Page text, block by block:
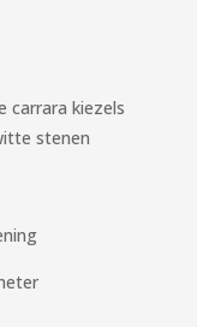
carrara kiezels
stenen